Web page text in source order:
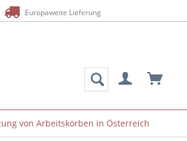
Europaweite Lieferung
von Arbeitskörben in Österreich